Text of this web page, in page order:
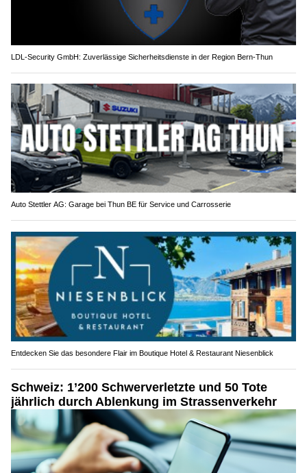
LDL-Security GmbH: Zuverlässige Sicherheitsdienste in der Region Bern-Thun
Auto Stettler AG: Garage bei Thun BE für Service und Carrosserie
Entdecken Sie das besondere Flair im Boutique Hotel & Restaurant Niesenblick
Schweiz: 1’200 Schwerverletzte und 50 Tote
jährlich durch Ablenkung im Strassenverkehr